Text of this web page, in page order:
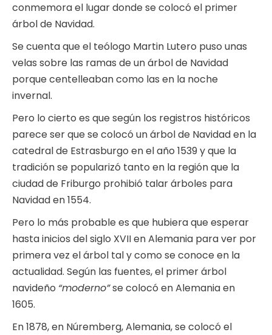
conmemora el lugar donde se colocó el primer
árbol de Navidad.
Se cuenta que el teólogo Martin Lutero puso unas
velas sobre las ramas de un árbol de Navidad
porque centelleaban como las en la noche
invernal.
Pero lo cierto es que según los registros históricos
parece ser que se colocó un árbol de Navidad en la
catedral de Estrasburgo en el año 1539 y que la
tradición se popularizó tanto en la región que la
ciudad de Friburgo prohibió talar árboles para
Navidad en 1554.
Pero lo más probable es que hubiera que esperar
hasta inicios del siglo XVII en Alemania para ver por
primera vez el árbol tal y como se conoce en la
actualidad. Según las fuentes, el primer árbol
navideño “moderno”se colocó en Alemania en
1605.
En 1878, en Núremberg, Alemania, se colocó el